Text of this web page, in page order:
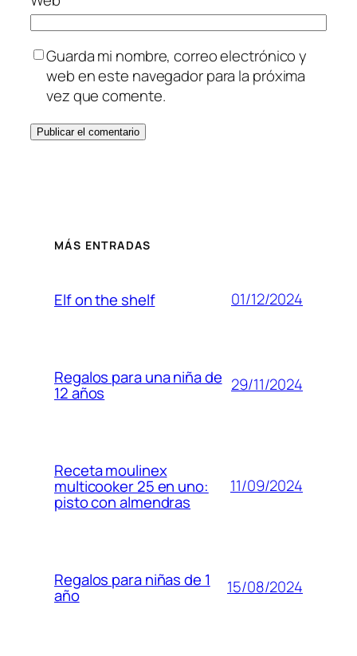
Guarda mi nombre, correo electrónico y
web en este navegador para la próxima
vez que comente.
MÁS ENTRADAS
Elf on the shelf 01/12/2024
Regalos para una niña de
12 años 29/11/2024
Receta moulinex
multicooker 25 en uno:
pisto con almendras
11/09/2024
Regalos para niñas de 1
año 15/08/2024